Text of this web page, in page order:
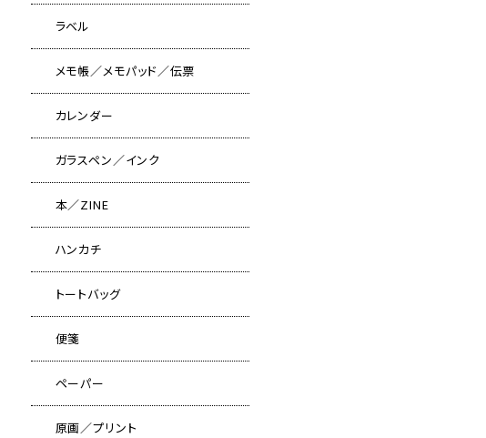
ラベル
メモ帳／メモパッド／伝票
カレンダー
ガラスペン／インク
本／ZINE
ハンカチ
トートバッグ
便箋
ペーパー
原画／プリント